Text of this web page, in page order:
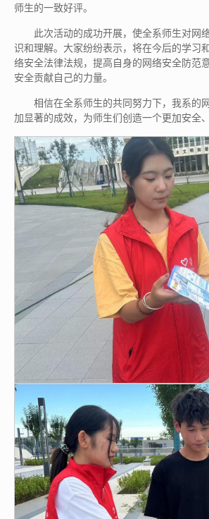
师生的一致好评。
此次活动的成功开展，使全系师生对网
识和理解。大家纷纷表示，将在今后的学习
络安全法律法规，提高自身的网络安全防范
安全贡献自己的力量。
相信在全系师生的共同努力下，我系的
加显著的成效，为师生们创造一个更加安全